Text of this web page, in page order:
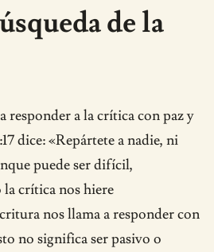
de la
responder a la crítica con paz y
dice: «Repártete a nadie, ni
puede ser difícil,
la crítica nos hiere
nos llama a responder con
no significa ser pasivo o